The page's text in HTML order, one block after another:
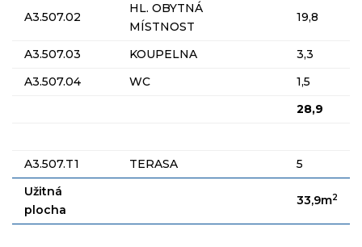
A3.507.02
HL. OBYTNÁ
MÍSTNOST
19,8
A3.507.03 KOUPELNA
3,3
A3.507.04
WC
1,5
28,9
A3.507.T1 TERASA
5
Užitná
plocha
33,9m2